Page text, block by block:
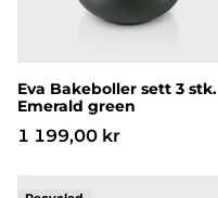
Eva Bakeboller sett 3 stk.
Emerald green
1 199,00 kr